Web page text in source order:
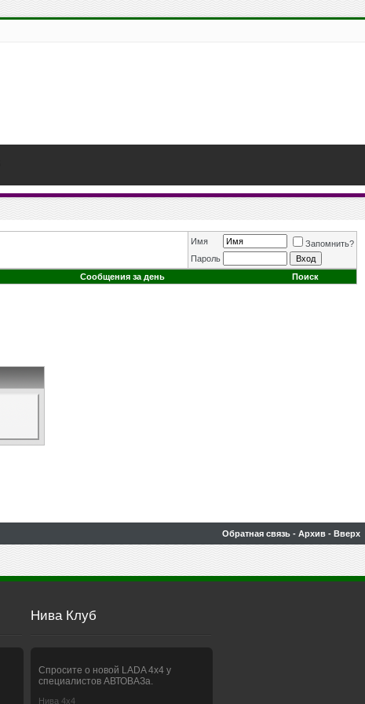
Имя
Запомнить?
Пароль
Сообщения за день Поиск
Обратная связь - Архив - Вверх
Нива Клуб
Спросите о новой LADA 4x4 у
специалистов АВТОВАЗа.
Нива 4х4